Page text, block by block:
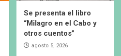
Se presenta el libro
“Milagro en el Cabo y
otros cuentos”
agosto 5, 2026